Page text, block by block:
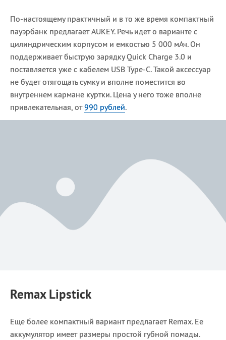
По-настоящему практичный и в то же время компактный
пауэрбанк предлагает AUKEY. Речь идет о варианте с
цилиндрическим корпусом и емкостью 5 000 мАч. Он
поддерживает быструю зарядку Quick Charge 3.0 и
поставляется уже с кабелем USB Type-C. Такой аксессуар
не будет отягощать сумку и вполне поместится во
внутреннем кармане куртки. Цена у него тоже вполне
привлекательная, от990 рублей.
Remax Lipstick
Еще более компактный вариант предлагает Remax. Ее
аккумулятор имеет размеры простой губной помады.